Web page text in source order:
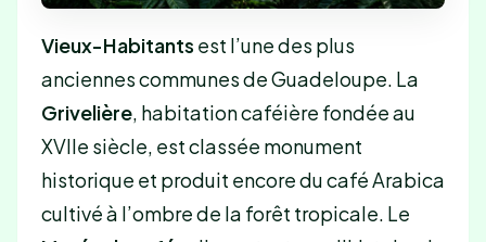
Vieux-Habitants est l’une des plus
anciennes communes de Guadeloupe. La
Grivelière, habitation caféière fondée au
XVIIe siècle, est classée monument
historique et produit encore du café Arabica
cultivé à l’ombre de la forêt tropicale. Le